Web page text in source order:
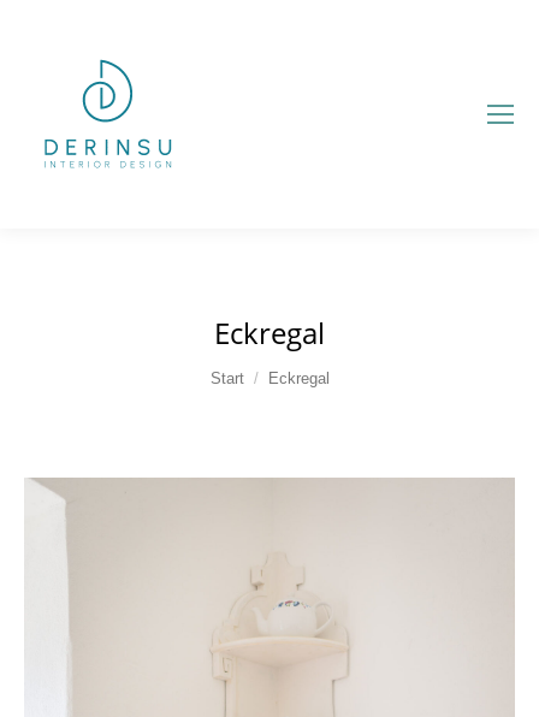
Eckregal
Sie befinden sich hier:
Start Eckregal